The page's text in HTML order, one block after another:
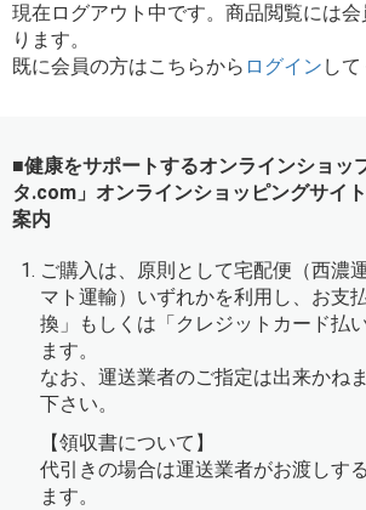
現在ログアウト中です。商品閲覧には
ります。
既に会員の方はこちらから ログイン して
■健康をサポートするオンラインショッ
タ.com」オンラインショッピングサイ
案内
ご購入は、原則として宅配便（西濃
マト運輸）いずれかを利用し、お支
換」もしくは「クレジットカード払
ます。
なお、運送業者のご指定は出来かね
下さい。
【領収書について】
代引きの場合は運送業者がお渡しす
ます。